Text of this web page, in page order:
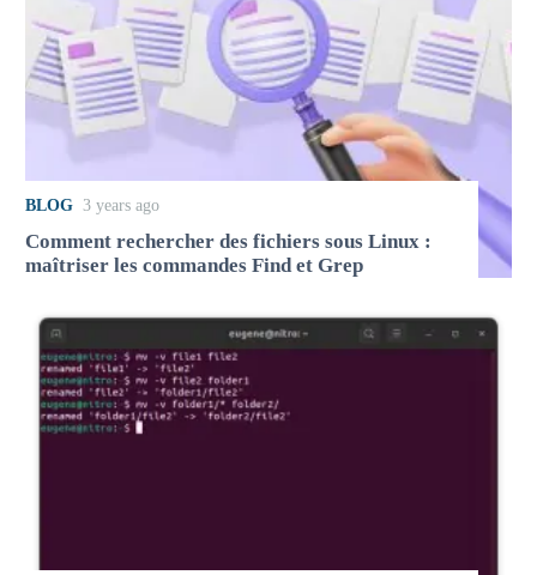
BLOG 3 years ago
Comment rechercher des fichiers sous Linux :
maîtriser les commandes Find et Grep